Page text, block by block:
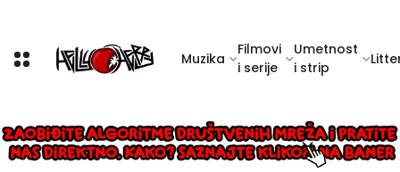
Muzika
Filmovi
i serije
Umetnost
i strip